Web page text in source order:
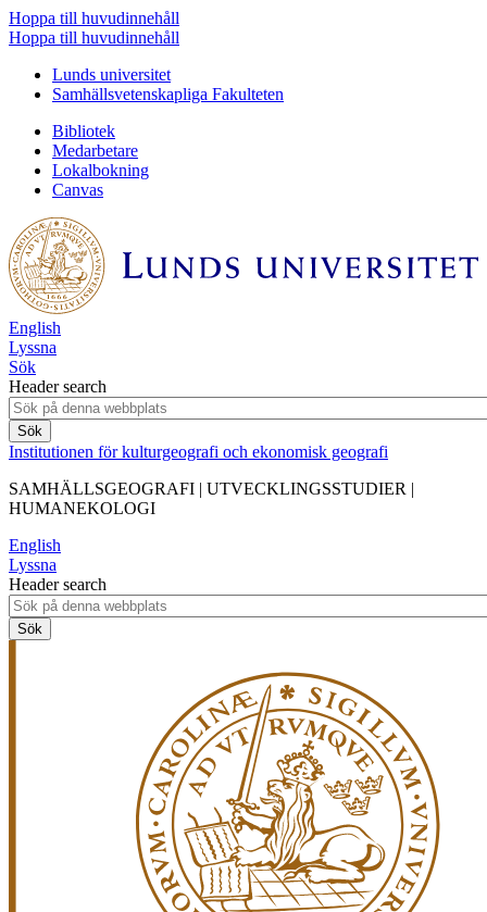
Hoppa till huvudinnehåll
Hoppa till huvudinnehåll
Lunds universitet
Samhällsvetenskapliga Fakulteten
Bibliotek
Medarbetare
Lokalbokning
Canvas
English
Lyssna
Sök
Header search
Institutionen för kulturgeografi och ekonomisk geografi
SAMHÄLLSGEOGRAFI | UTVECKLINGSSTUDIER |
HUMANEKOLOGI
English
Lyssna
Header search